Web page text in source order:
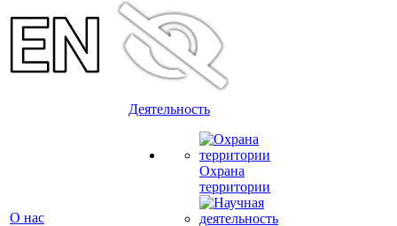
О нас
Деятельность
Охрана
территории